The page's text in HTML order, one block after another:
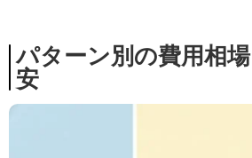
パターン別の費用相
安